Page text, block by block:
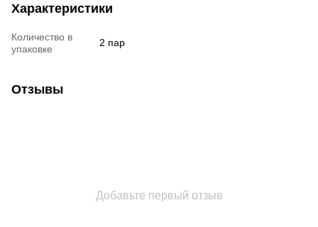
Характеристики
Количество в
упаковке
2 пар
Отзывы
Добавьте первый отзыв